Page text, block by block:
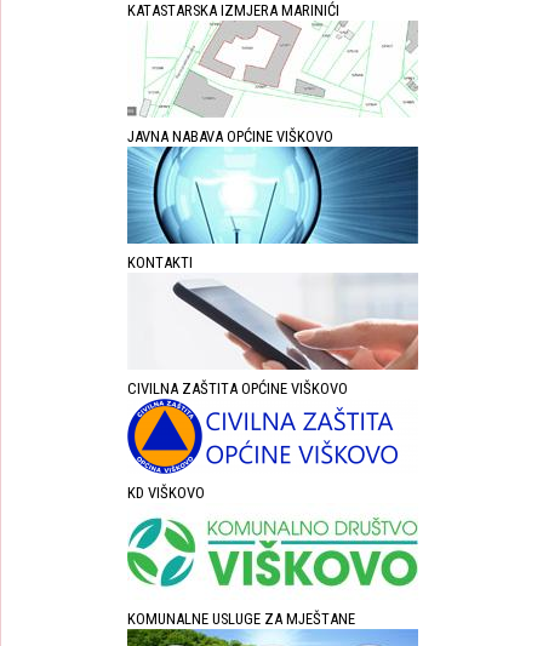
KATASTARSKA IZMJERA MARINIĆI
JAVNA NABAVA OPĆINE VIŠKOVO
KONTAKTI
CIVILNA ZAŠTITA OPĆINE VIŠKOVO
KD VIŠKOVO
KOMUNALNE USLUGE ZA MJEŠTANE